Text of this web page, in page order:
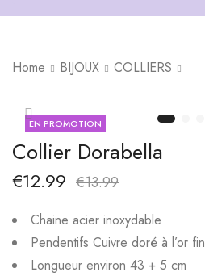
Home BIJOUX COLLIERS
EN PROMOTION
Collier Dorabella
€12.99 €13.99
Chaine acier inoxydable
Pendentifs Cuivre doré à l’or fin
Longueur environ 43 + 5 cm